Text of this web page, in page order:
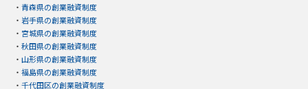
・ 青森県の創業融資制度
・ 岩手県の創業融資制度
・ 宮城県の創業融資制度
・ 秋田県の創業融資制度
・ 山形県の創業融資制度
・ 福島県の創業融資制度
・ 千代田区の創業融資制度